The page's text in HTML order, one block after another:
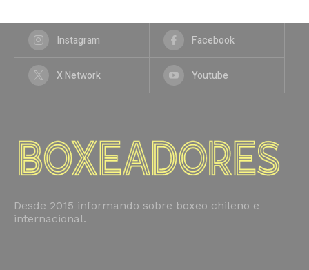
Instagram Facebook
X Network Youtube
Desde 2015 informando sobre boxeo chileno e
internacional.